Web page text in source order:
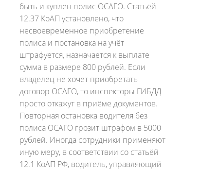
быть и куплен полис ОСАГО. Статьёй
12.37 КоАП установлено, что
несвоевременное приобретение
полиса и постановка на учёт
штрафуется, назначается к выплате
сумма в размере 800 рублей. Если
владелец не хочет приобретать
договор ОСАГО, то инспекторы ГИБДД
просто откажут в приёме документов.
Повторная остановка водителя без
полиса ОСАГО грозит штрафом в 5000
рублей. Иногда сотрудники применяют
иную меру, в соответствии со статьёй
12.1 КоАП РФ, водитель, управляющий